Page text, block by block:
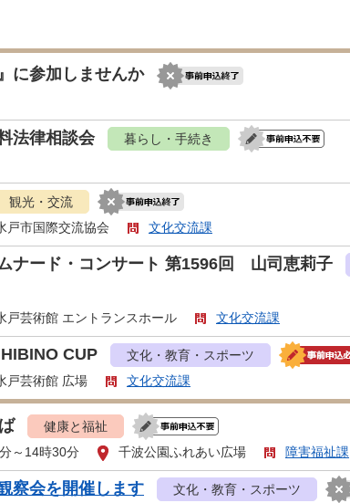
に参加しませんか
法律相談会
暮らし・手続き
観光・交流
戸市国際交流協会 文化交流課
ナード・コンサート 第1596回 山司恵莉子
戸芸術館 エントランスホール 文化交流課
CUP
文化・教育・スポーツ
戸芸術館 広場 文化交流課
健康と福祉
～14時30分
千波公園ふれあい広場 障害福祉課
察会を開催します
文化・教育・スポーツ